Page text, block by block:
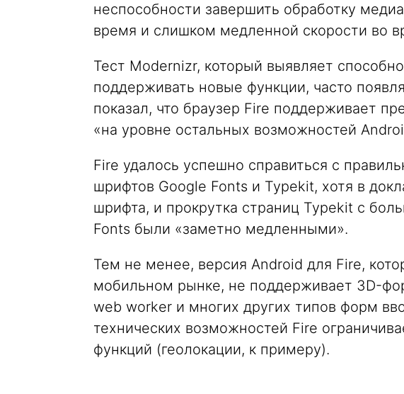
неспособности завершить обработку
время и слишком медленной скорости во
Тест Modernizr, который выявляет
поддерживать новые функции, часто
показал, что браузер Fire поддерживает
«на уровне остальных возможностей
Fire удалось успешно справиться с
шрифтов Google Fonts и Typekit, хотя в
шрифта, и прокрутка страниц Typekit с
Fonts были «заметно медленными».
Тем не менее, версия Android для Fire,
мобильном рынке, не поддерживает 3D-
web worker и многих других типов форм
технических возможностей Fire
функций (геолокации, к примеру).